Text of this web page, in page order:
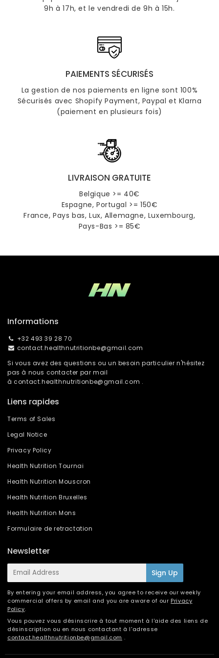
9h à 17h, et le vendredi de 9h à 15h.
PAIEMENTS SÉCURISÉS
La gestion de nos paiements en ligne sont 100%
Sécurisés avec Shopify Payment, Paypal et Klarna
(paiement en plusieurs fois)
LIVRAISON GRATUITE
Belgique >= 40€
Espagne, Portugal >= 150€
France, Pays bas, Lux, Allemagne, Luxembourg,
Pays-Bas >= 85€
Informations
+32 493 39 28 70
contact.healthnutritionbe@gmail.com
Si vous avez des questions ou un besoin particulier n'hésitez
pas à nous contacter par mail
àcontact.healthnutritionbe@gmail.com .
Liens rapides
Terms of Sales
Legal Notice
Privacy Policy
Health Nutrition Tournai
Health Nutrition Mouscron
Health Nutrition Bruxelles
Health Nutrition Mons
Formulaire de retractation
Newsletter
E-
mail
Sign Up
By entering your email address, you agree to receive our weekly
commercial offers by email and you are aware of our Privacy
Policy.
Vous pouvez vous désinscrire à tout moment à l'aide des liens de
désinscription ou en nous contactant à l'adresse
contact.healthnutritionbe@gmail.com .